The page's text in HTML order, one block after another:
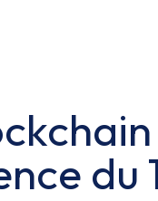
du